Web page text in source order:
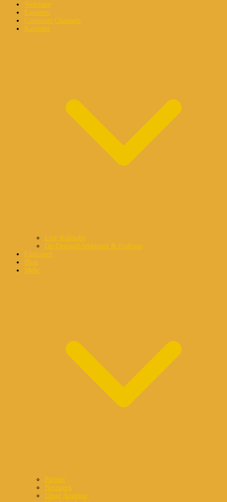
Webinare
Experten
Corporate Channels
Kalender
Live Kalender
On-Demand-Webinare & Podcasts
Eintragen
Blog
Mehr
Partner
Netzwerk
Unser Angebot